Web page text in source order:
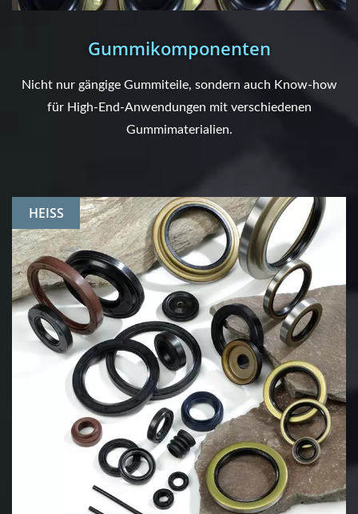
Gummikomponenten
Nicht nur gängige Gummiteile, sondern auch Know-how
für High-End-Anwendungen mit verschiedenen
Gummimaterialien.
HEISS